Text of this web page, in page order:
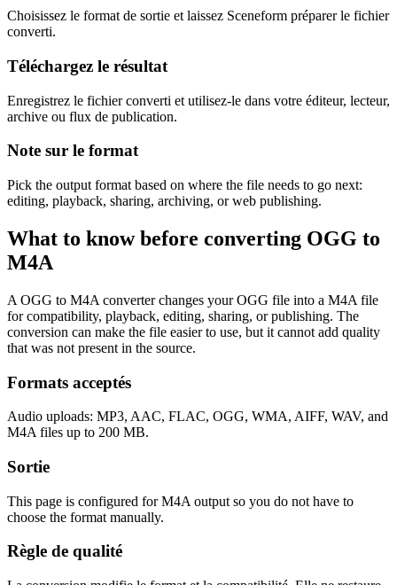
Choisissez le format de sortie et laissez Sceneform préparer le fichier
converti.
Téléchargez le résultat
Enregistrez le fichier converti et utilisez-le dans votre éditeur, lecteur,
archive ou flux de publication.
Note sur le format
Pick the output format based on where the file needs to go next:
editing, playback, sharing, archiving, or web publishing.
What to know before converting OGG to
M4A
A OGG to M4A converter changes your OGG file into a M4A file
for compatibility, playback, editing, sharing, or publishing. The
conversion can make the file easier to use, but it cannot add quality
that was not present in the source.
Formats acceptés
Audio uploads: MP3, AAC, FLAC, OGG, WMA, AIFF, WAV, and
M4A files up to 200 MB.
Sortie
This page is configured for M4A output so you do not have to
choose the format manually.
Règle de qualité